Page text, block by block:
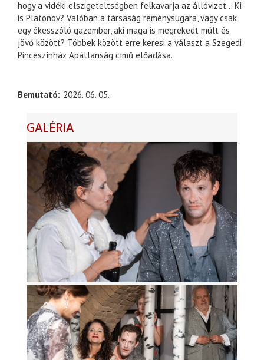
hogy a vidéki elszigeteltségben felkavarja az állóvizet… Ki
is Platonov? Valóban a társaság reménysugara, vagy csak
egy ékesszóló gazember, aki maga is megrekedt múlt és
jövő között? Többek között erre keresi a választ a Szegedi
Pinceszínház Apátlanság című előadása.
Bemutató 2026. 06. 05.
GALÉRIA